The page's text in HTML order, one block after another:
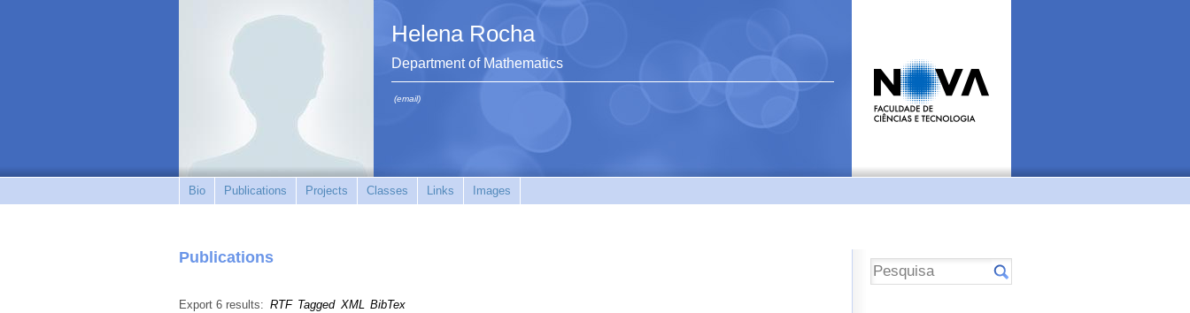
Helena Rocha
Department of Mathematics
(email)
Bio Publications Projects Classes Links Images
Publications
Export 6 results: RTF Tagged XML BibTex